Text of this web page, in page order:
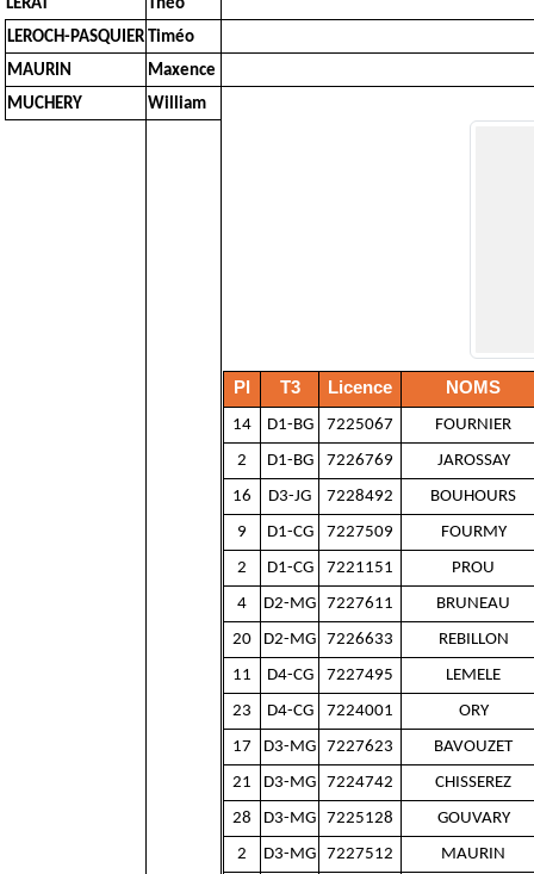
LERAT
Théo
LEROCH-PASQUIER Timéo
MAURIN
Maxence
MUCHERY
William
Pl T3 Licence NOMS
14 D1-BG 7225067
FOURNIER
2
D1-BG 7226769
JAROSSAY
16
D3-JG 7228492
BOUHOURS
9
D1-CG 7227509
FOURMY
2
D1-CG 7221151
PROU
4
D2-MG 7227611
BRUNEAU
20
D2-MG 7226633
REBILLON
11
D4-CG 7227495
LEMELE
23
D4-CG 7224001
ORY
17
D3-MG 7227623
BAVOUZET
21
D3-MG 7224742
CHISSEREZ
28
D3-MG 7225128
GOUVARY
2
D3-MG 7227512
MAURIN